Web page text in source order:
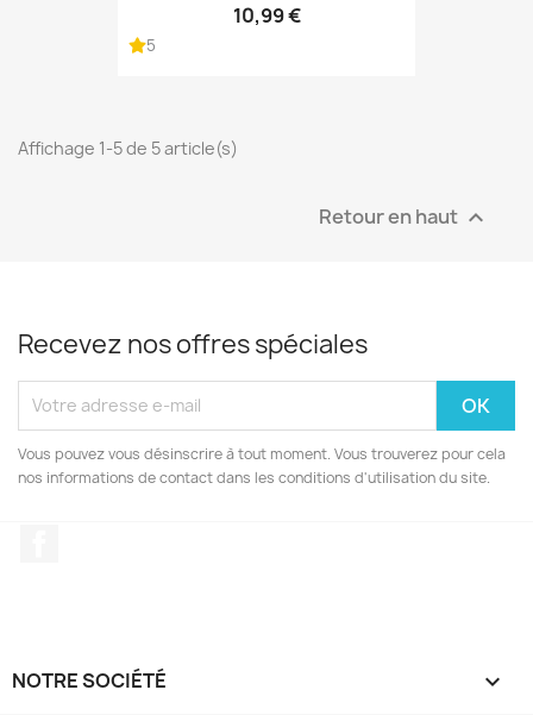
10,99 €
5
Affichage 1-5 de 5 article(s)
Retour en haut 
Recevez nos offres spéciales
Vous pouvez vous désinscrire à tout moment. Vous trouverez pour cela
nos informations de contact dans les conditions d'utilisation du site.
NOTRE SOCIÉTÉ 